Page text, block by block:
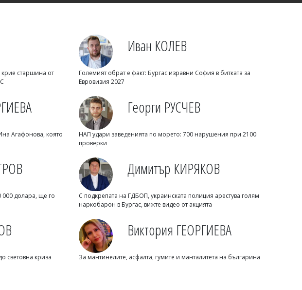
На Преображение морето показва
700 нарушения при 2100 проверки
старшина от
Иван КОЛЕВ
Големият обрат е факт: Бургас изравни София в битката за
Евровизия 2027
Агафонова, която
Георги РУСЧЕВ
НАП удари заведенията по морето: 700 нарушения при 2100
проверки
долара, ще го
Димитър КИРЯКОВ
С подкрепата на ГДБОП, украинската полиция арестува голям
наркобарон в Бургас, вижте видео от акцията
световна криза
Виктория ГЕОРГИЕВА
За мантинелите, асфалта, гумите и манталитета на българина